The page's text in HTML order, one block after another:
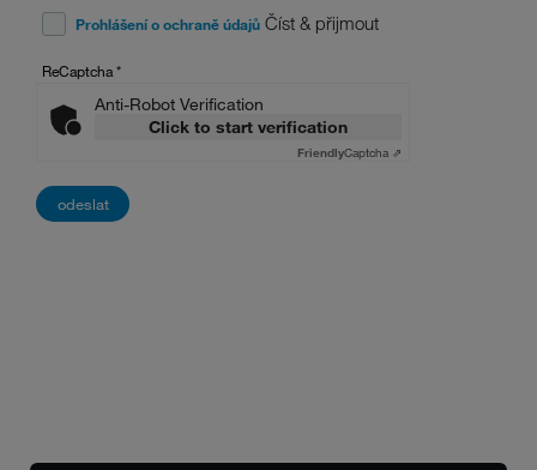
Prohlášení o ochraně údajů Číst & přijmout
ReCaptcha*
Anti-Robot Verification
Click to start verification
FriendlyCaptcha ⇗